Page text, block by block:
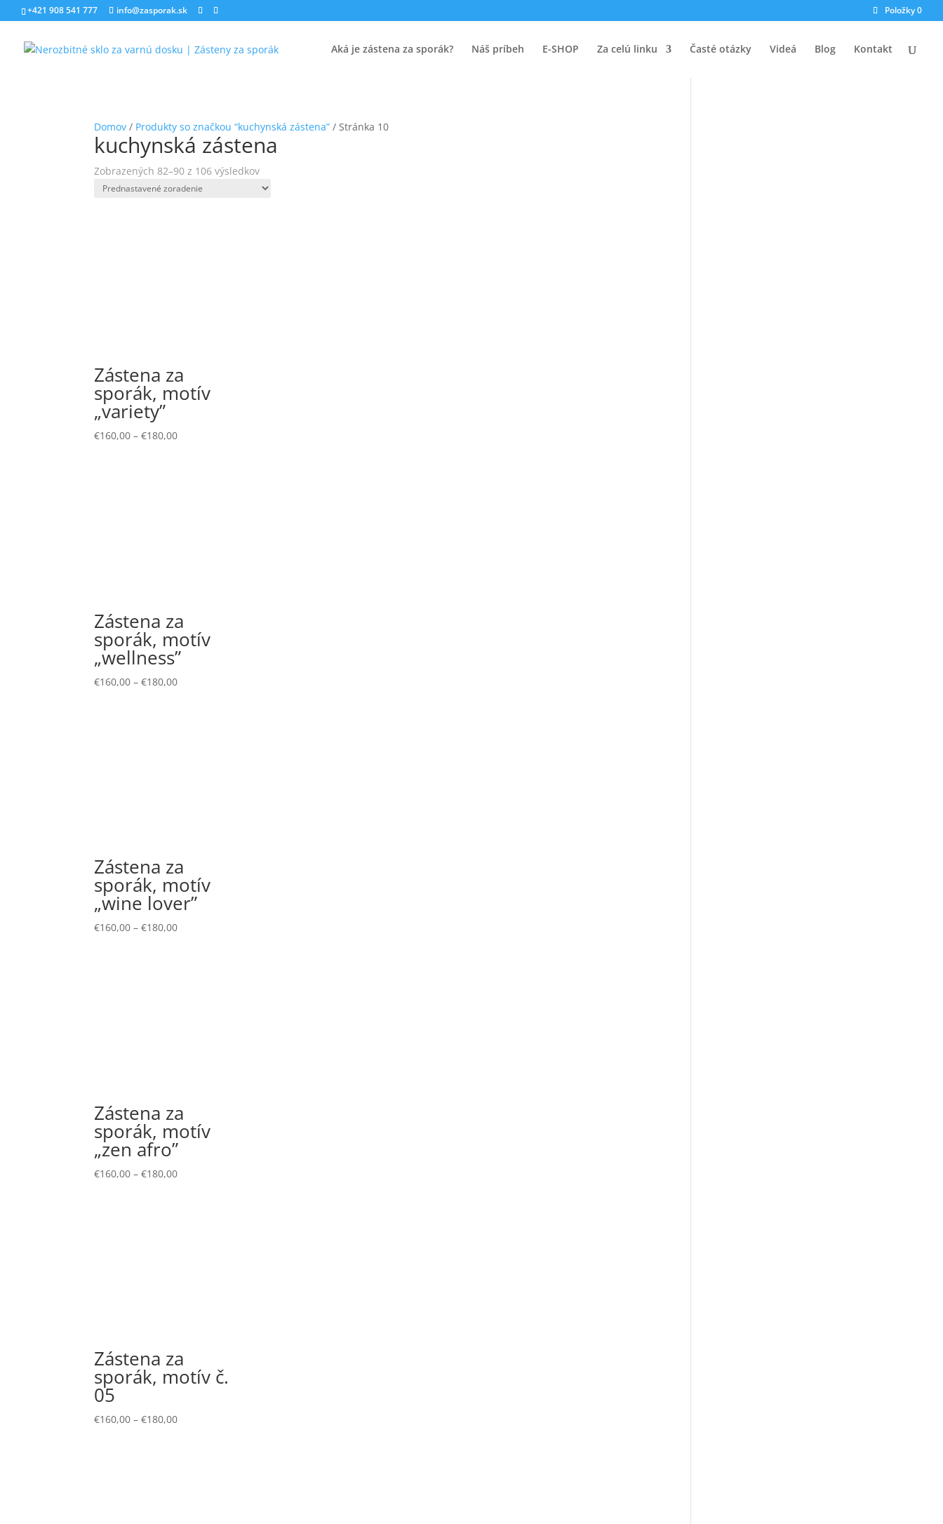
+421 908 541 777 info@zasporak.sk Položky 0
Aká je zástena za sporák? Náš príbeh E-SHOP Za celú linku Časté otázky Videá Blog Kontakt
Domov / Produkty so značkou “kuchynská zástena” / Stránka 10
kuchynská zástena
Zobrazených 82–90 z 106 výsledkov
Zástena za
sporák, motív
„variety”
€160,00 –€180,00
Zástena za
sporák, motív
„wellness”
€160,00 –€180,00
Zástena za
sporák, motív
„wine lover”
€160,00 –€180,00
Zástena za
sporák, motív
„zen afro”
€160,00 –€180,00
Zástena za
sporák, motív č.
05
€160,00 –€180,00